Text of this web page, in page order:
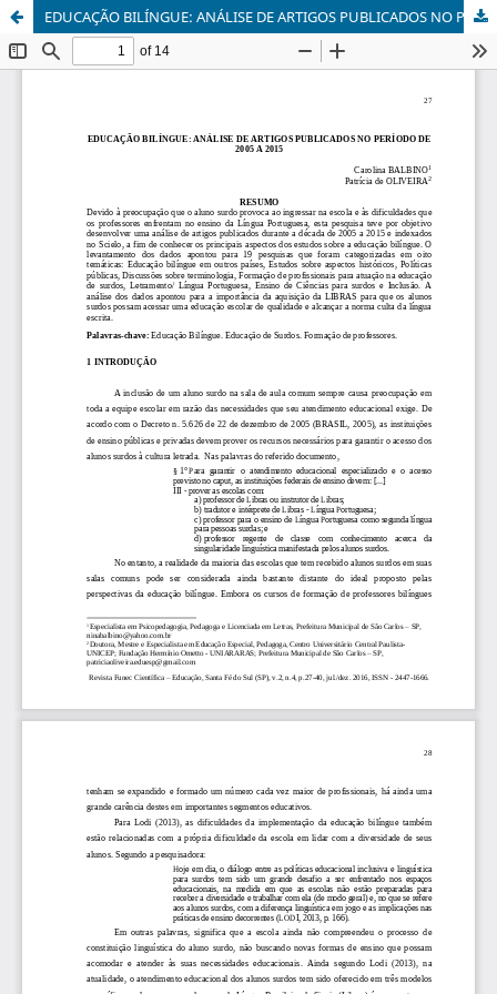
EDUCAÇÃO BILÍNGUE: ANÁLISE DE ARTIGOS PUBLICADOS NO PERÍODO DE 2005 A 2015